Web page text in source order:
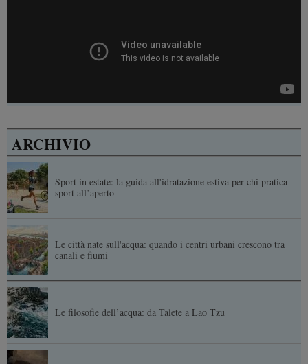
ARCHIVIO
Sport in estate: la guida all'idratazione estiva per chi pratica
sport all’aperto
Le città nate sull'acqua: quando i centri urbani crescono tra
canali e fiumi
Le filosofie dell’acqua: da Talete a Lao Tzu